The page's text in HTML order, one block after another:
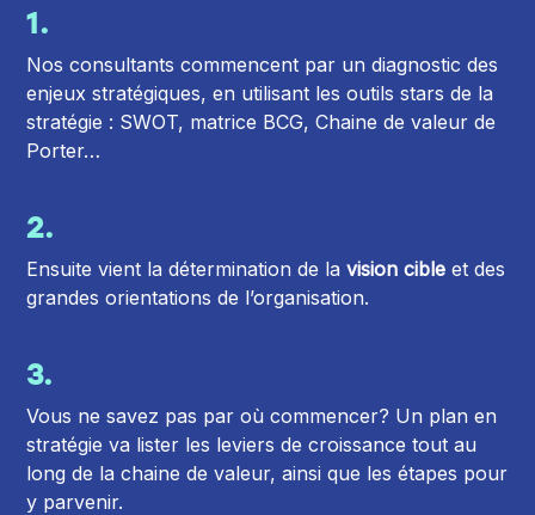
1.
Nos consultants commencent par un diagnostic des
enjeux stratégiques, en utilisant les outils stars de la
stratégie : SWOT, matrice BCG, Chaine de valeur de
Porter…
2.
Ensuite vient la détermination de lavision cible et des
grandes orientations de l’organisation.
3.
Vous ne savez pas par où commencer? Un plan en
stratégie va lister les leviers de croissance tout au
long de la chaine de valeur, ainsi que les étapes pour
y parvenir.